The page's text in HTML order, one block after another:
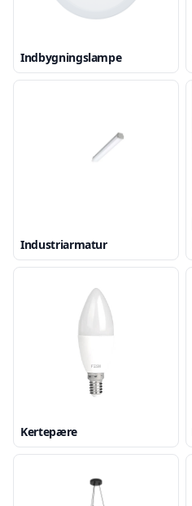
Indbygningslampe
Industriarmatur
Kertepære